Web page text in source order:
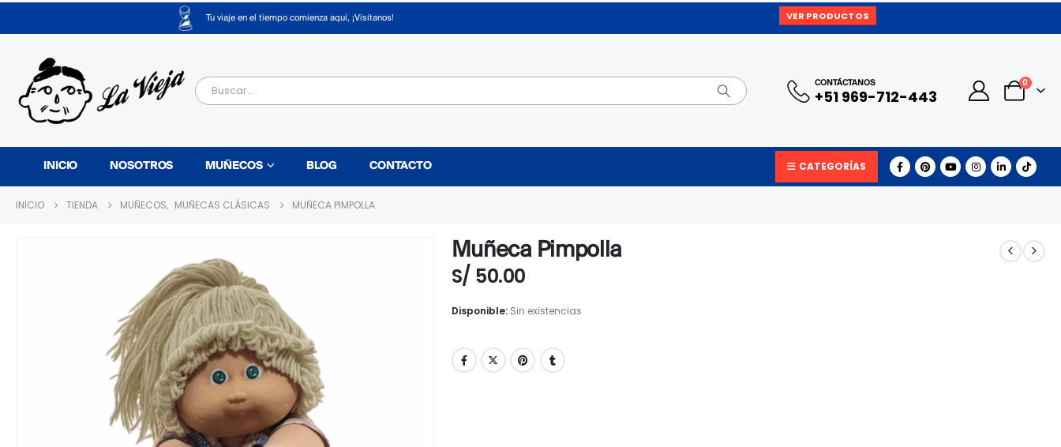
Tu viaje en el tiempo comienza aquí, ¡Visítanos! VER PRODUCTOS
CONTÁCTANOS
+51 969-712-443
0
INICIO NOSOTROS MUÑECOS BLOG CONTACTO CATEGORÍAS
INICIO TIENDA MUÑECOS, MUÑECAS CLÁSICAS MUÑECA PIMPOLLA
Muñeca Pimpolla
S/ 50.00
Disponible: Sin existencias